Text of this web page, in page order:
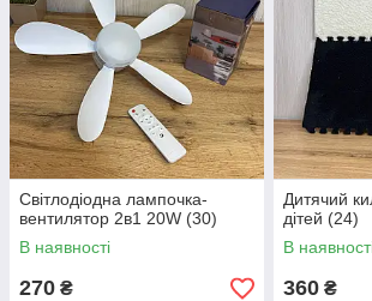
Світлодіодна лампочка-
вентилятор 2в1 20W (30)
В наявності
270 ₴
Дитячий
дітей (24)
В
360 ₴